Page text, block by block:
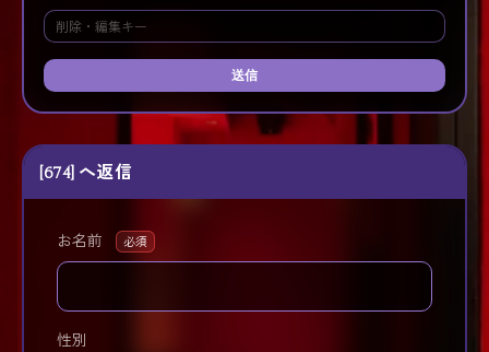
送信
[674] へ返信
お名前 必須
性別